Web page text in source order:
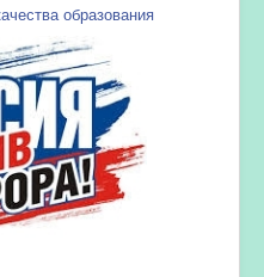
образования